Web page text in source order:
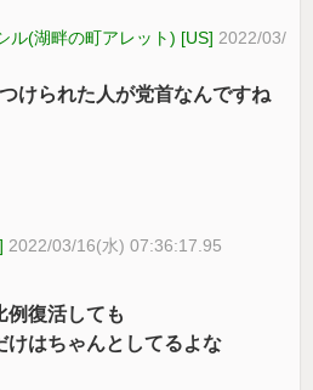
ル(湖畔の町アレット) [US] 2022/03/
けられた人が党首なんですね
2022/03/16(水) 07:36:17.95
例復活しても
けはちゃんとしてるよな